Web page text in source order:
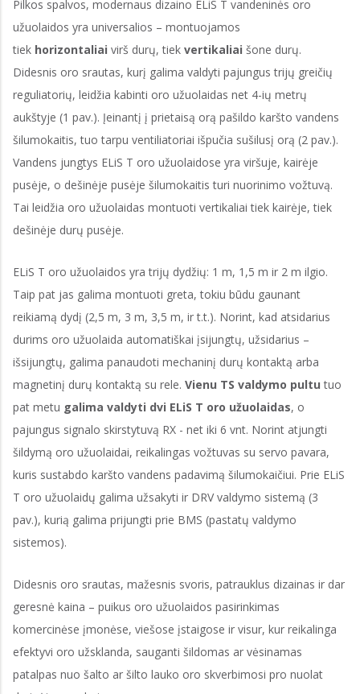
Pilkos spalvos, modernaus dizaino ELiS T vandeninės oro
užuolaidos yra universalios – montuojamos
tiek horizontaliai virš durų, tiek vertikaliai šone durų.
Didesnis oro srautas, kurį galima valdyti pajungus trijų greičių
reguliatorių, leidžia kabinti oro užuolaidas net 4-ių metrų
aukštyje (1 pav.). Įeinantį į prietaisą orą pašildo karšto vandens
šilumokaitis, tuo tarpu ventiliatoriai išpučia sušilusį orą (2 pav.).
Vandens jungtys ELiS T oro užuolaidose yra viršuje, kairėje
pusėje, o dešinėje pusėje šilumokaitis turi nuorinimo vožtuvą.
Tai leidžia oro užuolaidas montuoti vertikaliai tiek kairėje, tiek
dešinėje durų pusėje.
ELiS T oro užuolaidos yra trijų dydžių: 1 m, 1,5 m ir 2 m ilgio.
Taip pat jas galima montuoti greta, tokiu būdu gaunant
reikiamą dydį (2,5 m, 3 m, 3,5 m, ir t.t.). Norint, kad atsidarius
durims oro užuolaida automatiškai įsijungtų, užsidarius –
išsijungtų, galima panaudoti mechaninį durų kontaktą arba
magnetinį durų kontaktą su rele. Vienu TS valdymo pultu tuo
pat metu galima valdyti dvi ELiS T oro užuolaidas, o
pajungus signalo skirstytuvą RX - net iki 6 vnt. Norint atjungti
šildymą oro užuolaidai, reikalingas vožtuvas su servo pavara,
kuris sustabdo karšto vandens padavimą šilumokaičiui. Prie ELiS
T oro užuolaidų galima užsakyti ir DRV valdymo sistemą (3
pav.), kurią galima prijungti prie BMS (pastatų valdymo
sistemos).
Didesnis oro srautas, mažesnis svoris, patrauklus dizainas ir dar
geresnė kaina – puikus oro užuolaidos pasirinkimas
komercinėse įmonėse, viešose įstaigose ir visur, kur reikalinga
efektyvi oro užsklanda, sauganti šildomas ar vėsinamas
patalpas nuo šalto ar šilto lauko oro skverbimosi pro nuolat